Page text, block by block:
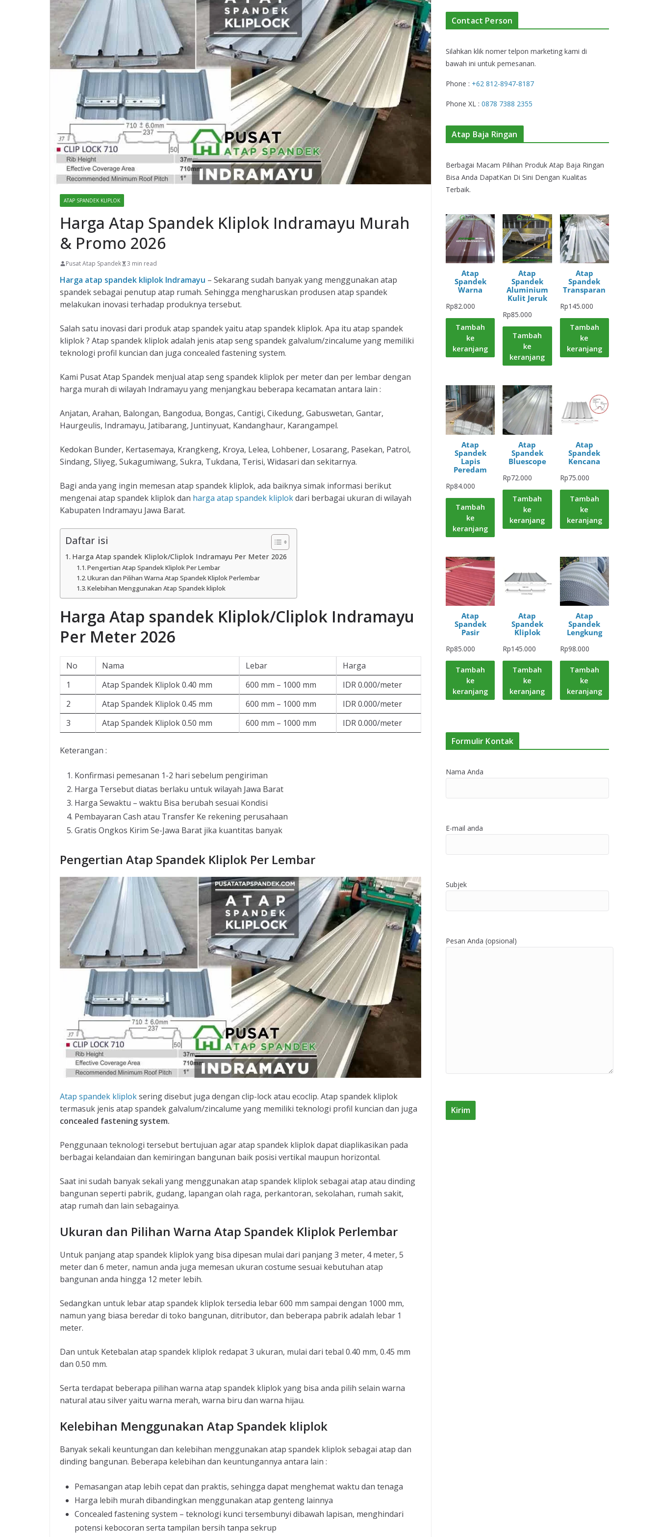
ATAP SPANDEK KLIPLOK
Harga Atap Spandek Kliplok Indramayu Murah
& Promo 2026
Pusat Atap Spandek 3 min read
Harga atap spandek kliplok Indramayu – Sekarang sudah banyak yang menggunakan atap
spandek sebagai penutup atap rumah. Sehingga mengharuskan produsen atap spandek
melakukan inovasi terhadap produknya tersebut.
Salah satu inovasi dari produk atap spandek yaitu atap spandek kliplok. Apa itu atap spandek
kliplok ? Atap spandek kliplok adalah jenis atap seng spandek galvalum/zincalume yang memiliki
teknologi profil kuncian dan juga concealed fastening system.
Kami Pusat Atap Spandek menjual atap seng spandek kliplok per meter dan per lembar dengan
harga murah di wilayah Indramayu yang menjangkau beberapa kecamatan antara lain :
Anjatan, Arahan, Balongan, Bangodua, Bongas, Cantigi, Cikedung, Gabuswetan, Gantar,
Haurgeulis, Indramayu, Jatibarang, Juntinyuat, Kandanghaur, Karangampel.
Kedokan Bunder, Kertasemaya, Krangkeng, Kroya, Lelea, Lohbener, Losarang, Pasekan, Patrol,
Sindang, Sliyeg, Sukagumiwang, Sukra, Tukdana, Terisi, Widasari dan sekitarnya.
Bagi anda yang ingin memesan atap spandek kliplok, ada baiknya simak informasi berikut
mengenai atap spandek kliplok dan harga atap spandek kliplokdari berbagai ukuran di wilayah
Kabupaten Indramayu Jawa Barat.
Daftar isi
Harga Atap spandek Kliplok/Cliplok Indramayu Per Meter 2026
Pengertian Atap Spandek Kliplok Per Lembar
Ukuran dan Pilihan Warna Atap Spandek Kliplok Perlembar
Kelebihan Menggunakan Atap Spandek kliplok
Harga Atap spandek Kliplok/Cliplok Indramayu
Per Meter 2026
No Nama Lebar
Harga
1
Atap Spandek Kliplok 0.40 mm 600 mm – 1000 mm
IDR 0.000/meter
2
Atap Spandek Kliplok 0.45 mm 600 mm – 1000 mm
IDR 0.000/meter
3
Atap Spandek Kliplok 0.50 mm 600 mm – 1000 mm IDR 0.000/meter
Keterangan :
Konfirmasi pemesanan 1-2 hari sebelum pengiriman
Harga Tersebut diatas berlaku untuk wilayah Jawa Barat
Harga Sewaktu – waktu Bisa berubah sesuai Kondisi
Pembayaran Cash atau Transfer Ke rekening perusahaan
Gratis Ongkos Kirim Se-Jawa Barat jika kuantitas banyak
Pengertian Atap Spandek Kliplok Per Lembar
Atap spandek kliploksering disebut juga dengan clip-lock atau ecoclip. Atap spandek kliplok
termasuk jenis atap spandek galvalum/zincalume yang memiliki teknologi profil kuncian dan juga
concealed fastening system.
Penggunaan teknologi tersebut bertujuan agar atap spandek kliplok dapat diaplikasikan pada
berbagai kelandaian dan kemiringan bangunan baik posisi vertikal maupun horizontal.
Saat ini sudah banyak sekali yang menggunakan atap spandek kliplok sebagai atap atau dinding
bangunan seperti pabrik, gudang, lapangan olah raga, perkantoran, sekolahan, rumah sakit,
atap rumah dan lain sebagainya.
Ukuran dan Pilihan Warna Atap Spandek Kliplok Perlembar
Untuk panjang atap spandek kliplok yang bisa dipesan mulai dari panjang 3 meter, 4 meter, 5
meter dan 6 meter, namun anda juga memesan ukuran costume sesuai kebutuhan atap
bangunan anda hingga 12 meter lebih.
Sedangkan untuk lebar atap spandek kliplok tersedia lebar 600 mm sampai dengan 1000 mm,
namun yang biasa beredar di toko bangunan, ditributor, dan beberapa pabrik adalah lebar 1
meter.
Dan untuk Ketebalan atap spandek kliplok redapat 3 ukuran, mulai dari tebal 0.40 mm, 0.45 mm
dan 0.50 mm.
Serta terdapat beberapa pilihan warna atap spandek kliplok yang bisa anda pilih selain warna
natural atau silver yaitu warna merah, warna biru dan warna hijau.
Kelebihan Menggunakan Atap Spandek kliplok
Banyak sekali keuntungan dan kelebihan menggunakan atap spandek kliplok sebagai atap dan
dinding bangunan. Beberapa kelebihan dan keuntungannya antara lain :
Pemasangan atap lebih cepat dan praktis, sehingga dapat menghemat waktu dan tenaga
Harga lebih murah dibandingkan menggunakan atap genteng lainnya
Concealed fastening system – teknologi kunci tersembunyi dibawah lapisan, menghindari
potensi kebocoran serta tampilan bersih tanpa sekrup
Contact Person
Silahkan klik nomer telpon marketing kami di
bawah ini untuk pemesanan.
Phone : +62 812-8947-8187
Phone XL : 0878 7388 2355
Atap Baja Ringan
Berbagai Macam Pilihan Produk Atap Baja Ringan
Bisa Anda DapatKan Di Sini Dengan Kualitas
Terbaik.
Atap
Spandek
Warna
Rp82.000
Tambah
ke
keranjang
Atap
Spandek
Aluminium
Kulit Jeruk
Rp85.000
Tambah
ke
keranjang
Atap
Spandek
Transparan
Rp145.000
Tambah
ke
keranjang
Atap
Spandek
Lapis
Peredam
Rp84.000
Tambah
ke
keranjang
Atap
Spandek
Bluescope
Rp72.000
Tambah
ke
keranjang
Atap
Spandek
Kencana
Rp75.000
Tambah
ke
keranjang
Atap
Spandek
Pasir
Rp85.000
Tambah
ke
keranjang
Atap
Spandek
Kliplok
Rp145.000
Tambah
ke
keranjang
Atap
Spandek
Lengkung
Rp98.000
Tambah
ke
keranjang
Formulir Kontak
Nama Anda
E-mail anda
Subjek
Pesan Anda (opsional)